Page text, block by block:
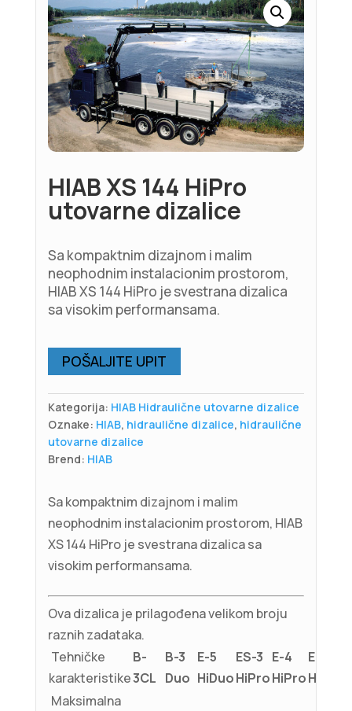
HIAB XS 144 HiPro
utovarne dizalice
Sa kompaktnim dizajnom i malim
neophodnim instalacionim prostorom,
HIAB XS 144 HiPro je svestrana dizalica
sa visokim performansama.
POŠALJITE UPIT
Kategorija: HIAB Hidraulične utovarne dizalice
Oznake: HIAB, hidraulične dizalice, hidraulične
utovarne dizalice
Brend: HIAB
Sa kompaktnim dizajnom i malim
neophodnim instalacionim prostorom, HIAB
XS 144 HiPro je svestrana dizalica sa
visokim performansama.
Ova dizalica je prilagođena velikom broju
raznih zadataka.
Tehničke
karakteristike
B-
3CL
B-3
Duo
E-5
HiDuo
ES-3
HiPro
E-4
HiPro
E-5
HiPro
Maksimalna